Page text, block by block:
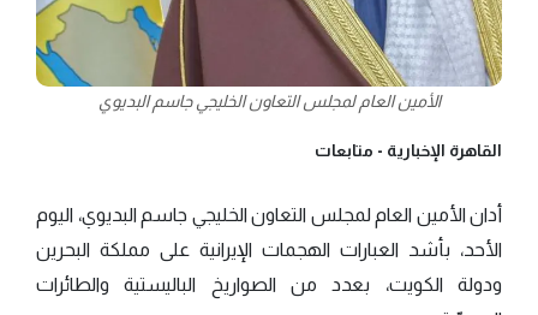
الأمين العام لمجلس التعاون الخليجي جاسم البديوي
القاهرة الإخبارية - متابعات
أدان الأمين العام لمجلس التعاون الخليجي جاسم البديوي، اليوم
الأحد، بأشد العبارات الهجمات الإيرانية على مملكة البحرين
ودولة الكويت، بعدد من الصواريخ الباليستية والطائرات